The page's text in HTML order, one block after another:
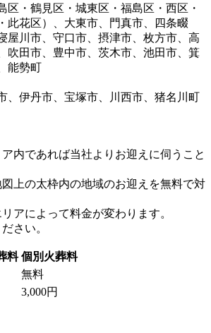
区・鶴見区・城東区・福島区・西区・
此花区）、大東市、門真市、四条畷
屋川市、守口市、摂津市、枚方市、高
吹田市、豊中市、茨木市、池田市、箕
能勢町
、伊丹市、宝塚市、川西市、猪名川町
内であれば当社よりお迎えに伺うこと
上の太枠内の地域のお迎えを無料で対
アによって料金が変わります。
さい。
料 個別火葬料
無料
3,000円